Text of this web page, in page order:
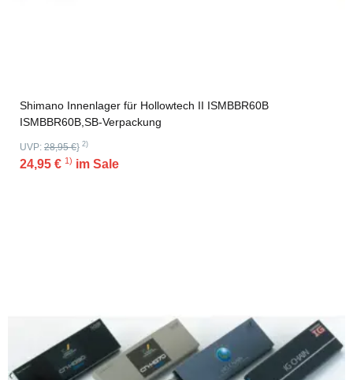
Shimano Innenlager für Hollowtech II ISMBBR60B
ISMBBR60B,SB-Verpackung
UVP: 28,95 €} 2)
24,95 € 1) im Sale